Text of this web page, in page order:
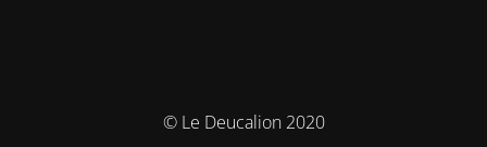
© Le Deucalion 2020